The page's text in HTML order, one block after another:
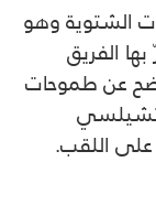
الشتوية وهو
الفريق
عن طموحات
على اللقب.